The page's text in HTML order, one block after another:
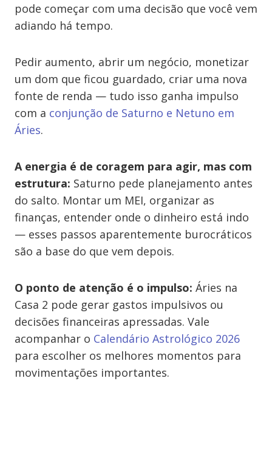
pode começar com uma decisão que você vem
adiando há tempo.
Pedir aumento, abrir um negócio, monetizar
um dom que ficou guardado, criar uma nova
fonte de renda — tudo isso ganha impulso
com a conjunção de Saturno e Netuno em
Áries.
A energia é de coragem para agir, mas com
estrutura: Saturno pede planejamento antes
do salto. Montar um MEI, organizar as
finanças, entender onde o dinheiro está indo
— esses passos aparentemente burocráticos
são a base do que vem depois.
O ponto de atenção é o impulso: Áries na
Casa 2 pode gerar gastos impulsivos ou
decisões financeiras apressadas. Vale
acompanhar o Calendário Astrológico 2026
para escolher os melhores momentos para
movimentações importantes.